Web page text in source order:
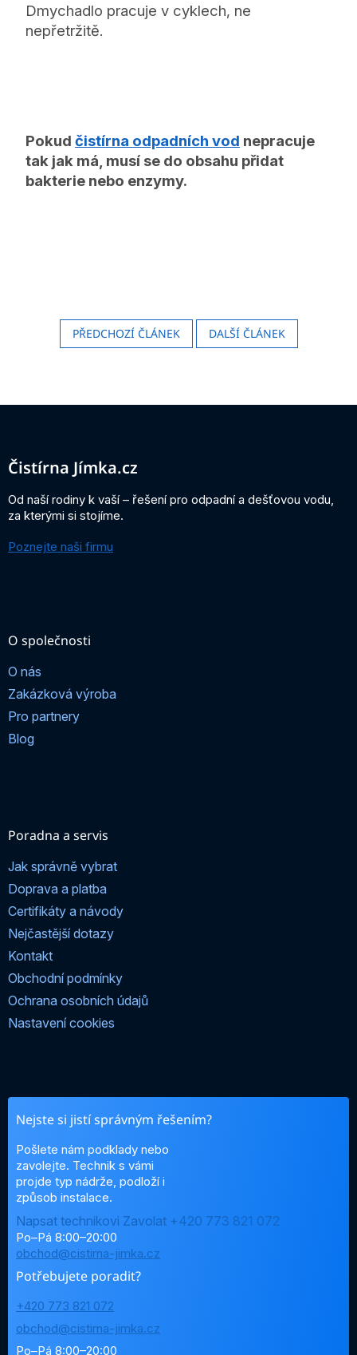
Dmychadlo pracuje v cyklech, ne
nepřetržitě.
Pokud čistírna odpadních vod nepracuje
tak jak má, musí se do obsahu přidat
bakterie nebo enzymy.
PŘEDCHOZÍ ČLÁNEK DALŠÍ ČLÁNEK
Z
Čistírna Jímka.cz
Od naší rodiny k vaší – řešení pro odpadní a dešťovou vodu,
za kterými si stojíme.
Poznejte naši firmu
O společnosti
O nás
Zakázková výroba
Pro partnery
Blog
Poradna a servis
Jak správně vybrat
Doprava a platba
Certifikáty a návody
Nejčastější dotazy
Kontakt
Obchodní podmínky
Ochrana osobních údajů
Nastavení cookies
Nejste si jistí správným řešením?
Pošlete nám podklady nebo
zavolejte. Technik s vámi
projde typ nádrže, podloží i
způsob instalace.
Napsat technikovi Zavolat +420 773 821 072
Po–Pá 8:00–20:00
obchod@cistirna-jimka.cz
Potřebujete poradit?
+420 773 821 072
obchod@cistirna-jimka.cz
Po–Pá 8:00–20:00